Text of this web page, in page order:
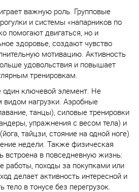
важную роль. Групповые
и системы «напарников по
помогают двигаться, но и
здоровье, создают чувство
мотивацию. Активность
удовольствия и повышает
тренировкам.
ключевой элемент. Не
видом нагрузки. Аэробные
танцы), силовые тренировки
упражнения с весом тела) и
тайцзи , стояние на одной ноге)
недели. Также физическая
встроена в повседневную жизнь:
работы, походы за покупками или
делает активность интересной и
в тонусе без перегрузок.